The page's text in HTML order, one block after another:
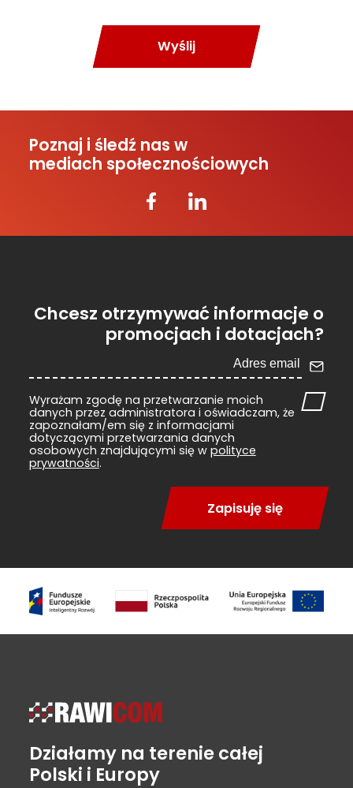
Wyślij
Poznaj i śledź nas w
mediach społecznościowych
Działamy na terenie całej
Polski i Europy
Chcesz otrzymywać informacje o
promocjach i dotacjach?
Wyrażam zgodę na przetwarzanie moich
danych przez administratora i oświadczam, że
zapoznałam/em się z informacjami
dotyczącymi przetwarzania danych
osobowych znajdującymi się w polityce
prywatności.
Zapisuję się